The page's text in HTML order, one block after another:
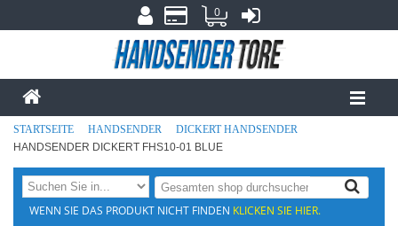
0
STARTSEITE HANDSENDER
DICKERT HANDSENDER
HANDSENDER DICKERT FHS10-01 BLUE
WENN SIE DAS PRODUKT NICHT FINDEN KLICKEN SIE HIER.